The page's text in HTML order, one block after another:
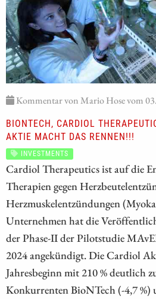
Kommentar von Mario Hose vom
BIONTECH, CARDIOL
AKTIE MACHT DAS RENNEN!!!
INVESTMENTS
Cardiol Therapeutics ist auf die
Therapien gegen
Herzmuskelentzündungen
Unternehmen hat die
der Phase-II der Pilotstudie
2024 angekündigt. Die Cardiol
Jahresbeginn mit 210 % deutlich
Konkurrenten BioNTech (-4,7 %)